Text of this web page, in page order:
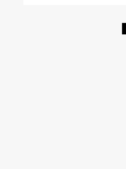
Expo, alcuni membri del
per discutere